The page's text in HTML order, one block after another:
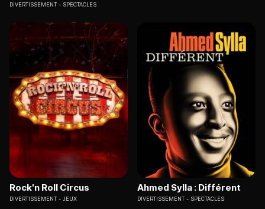
DIVERTISSEMENT SPECTACLES
Rock'n Roll Circus
DIVERTISSEMENT JEUX
Ahmed Sylla : Différent
DIVERTISSEMENT SPECTACLES